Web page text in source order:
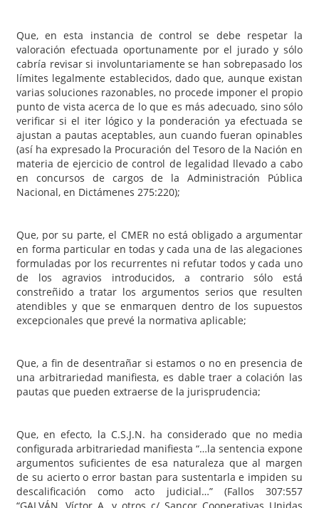
Que, en esta instancia de control se debe respetar la
valoración efectuada oportunamente por el jurado y sólo
cabría revisar si involuntariamente se han sobrepasado los
límites legalmente establecidos, dado que, aunque existan
varias soluciones razonables, no procede imponer el propio
punto de vista acerca de lo que es más adecuado, sino sólo
verificar si el iter lógico y la ponderación ya efectuada se
ajustan a pautas aceptables, aun cuando fueran opinables
(así ha expresado la Procuración del Tesoro de la Nación en
materia de ejercicio de control de legalidad llevado a cabo
en concursos de cargos de la Administración Pública
Nacional, en Dictámenes 275:220);
Que, por su parte, el CMER no está obligado a argumentar
en forma particular en todas y cada una de las alegaciones
formuladas por los recurrentes ni refutar todos y cada uno
de los agravios introducidos, a contrario sólo está
constreñido a tratar los argumentos serios que resulten
atendibles y que se enmarquen dentro de los supuestos
excepcionales que prevé la normativa aplicable;
Que, a fin de desentrañar si estamos o no en presencia de
una arbitrariedad manifiesta, es dable traer a colación las
pautas que pueden extraerse de la jurisprudencia;
Que, en efecto, la C.S.J.N. ha considerado que no media
configurada arbitrariedad manifiesta “…la sentencia expone
argumentos suficientes de esa naturaleza que al margen
de su acierto o error bastan para sustentarla e impiden su
descalificación como acto judicial…” (Fallos 307:557